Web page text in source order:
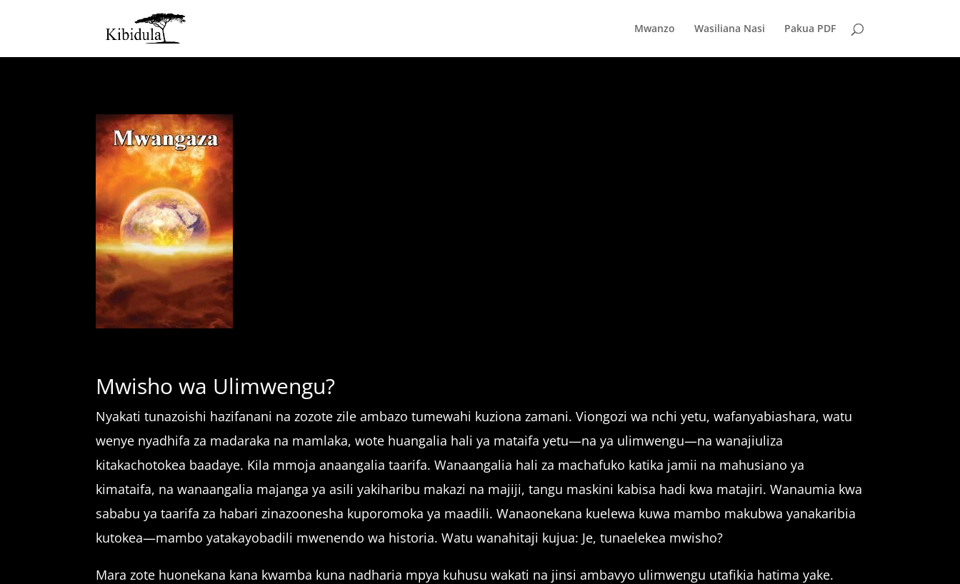
Mwanzo Wasiliana Nasi Pakua PDF
Mwisho wa Ulimwengu?
Nyakati tunazoishi hazifanani na zozote zile ambazo tumewahi kuziona zamani. Viongozi wa nchi yetu, wafanyabiashara, watu
wenye nyadhifa za madaraka na mamlaka, wote huangalia hali ya mataifa yetu—na ya ulimwengu—na wanajiuliza
kitakachotokea baadaye. Kila mmoja anaangalia taarifa. Wanaangalia hali za machafuko katika jamii na mahusiano ya
kimataifa, na wanaangalia majanga ya asili yakiharibu makazi na majiji, tangu maskini kabisa hadi kwa matajiri. Wanaumia kwa
sababu ya taarifa za habari zinazoonesha kuporomoka ya maadili. Wanaonekana kuelewa kuwa mambo makubwa yanakaribia
kutokea—mambo yatakayobadili mwenendo wa historia. Watu wanahitaji kujua: Je, tunaelekea mwisho?
Mara zote huonekana kana kwamba kuna nadharia mpya kuhusu wakati na jinsi ambavyo ulimwengu utafikia hatima yake.